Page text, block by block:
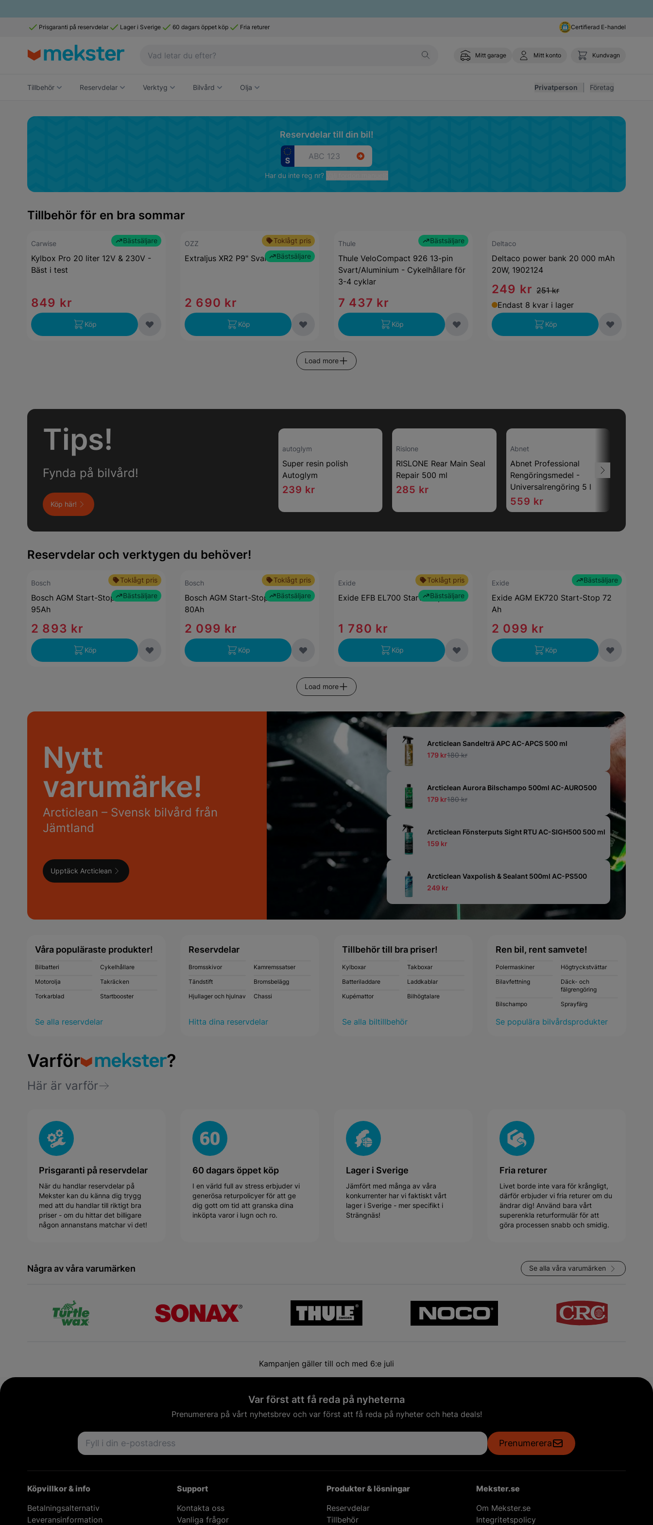
Prisgaranti på reservdelar Lager i Sverige 60 dagars öppet köp Fria returer Certifierad E-handel
Mitt garage Mitt konto Kundvagn
Tillbehör Reservdelar Verktyg Bilvård Olja Privatperson Företag
Reservdelar till din bil!
Har du inte reg nr?
Tillbehör för en bra sommar
Bästsäljare
Carwise
Kylbox Pro 20 liter 12V & 230V -
Bäst i test
849 kr
Köp
Toklågt pris
Bästsäljare
OZZ
Extraljus XR2 P9" Svart OZZ
2 690 kr
Köp
Bästsäljare
Thule
Thule VeloCompact 926 13-pin
Svart/Aluminium - Cykelhållare för
3-4 cyklar
7 437 kr
Köp
Deltaco
Deltaco power bank 20 000 mAh
20W, 1902124
249 kr 251 kr
Endast 8 kvar i lager
Köp
Load more
Tips!
Fynda på bilvård!
Köp här!
autoglym
Super resin polish
Autoglym
239 kr
Rislone
RISLONE Rear Main Seal
Repair 500 ml
285 kr
Abnet
Abnet Professional
Rengöringsmedel -
Universalrengöring 5 l
559 kr
Reservdelar och verktygen du behöver!
Toklågt pris
Bästsäljare
Bosch
Bosch AGM Start-Stop S5 A13
95Ah
2 893 kr
Köp
Toklågt pris
Bästsäljare
Bosch
Bosch AGM Start-Stop S5A 011
80Ah
2 099 kr
Köp
Toklågt pris
Bästsäljare
Exide
Exide EFB EL700 Start-Stop 70 Ah
1 780 kr
Köp
Bästsäljare
Exide
Exide AGM EK720 Start-Stop 72
Ah
2 099 kr
Köp
Load more
Nytt
varumärke!
Arcticlean – Svensk bilvård från
Jämtland
Upptäck Arcticlean
Arcticlean Sandelträ APC AC-APCS 500 ml
179 kr180 kr
Arcticlean Aurora Bilschampo 500ml AC-AURO500
179 kr180 kr
Arcticlean Fönsterputs Sight RTU AC-SIGH500 500 ml
159 kr
Arcticlean Vaxpolish & Sealant 500ml AC-PS500
249 kr
Våra populäraste produkter!
Bilbatteri
Cykelhållare
Motorolja
Takräcken
Torkarblad
Startbooster
Se alla reservdelar
Reservdelar
Bromsskivor
Kamremssatser
Tändstift
Bromsbelägg
Hjullager och hjulnav
Chassi
Hitta dina reservdelar
Tillbehör till bra priser!
Kylboxar
Takboxar
Batteriladdare
Laddkablar
Kupémattor
Bilhögtalare
Se alla biltillbehör
Ren bil, rent samvete!
Polermaskiner
Högtryckstvättar
Bilavfettning
Däck- och
fälgrengöring
Bilschampo
Sprayfärg
Se populära bilvårdsprodukter
Varför ?
Här är varför
Prisgaranti på reservdelar
När du handlar reservdelar på
Mekster kan du känna dig trygg
med att du handlar till riktigt bra
priser - om du hittar det billigare
någon annanstans matchar vi det!
60 dagars öppet köp
I en värld full av stress erbjuder vi
generösa returpolicyer för att ge
dig gott om tid att granska dina
inköpta varor i lugn och ro.
Lager i Sverige
Jämfört med många av våra
konkurrenter har vi faktiskt vårt
lager i Sverige - mer specifikt i
Strängnäs!
Fria returer
Livet borde inte vara för krångligt,
därför erbjuder vi fria returer om du
ändrar dig! Använd bara vårt
superenkla returformulär för att
göra processen snabb och smidig.
Några av våra varumärken Se alla våra varumärken
Kampanjen gäller till och med 6:e juli
Var först att få reda på nyheterna
Prenumerera på vårt nyhetsbrev och var först att få reda på nyheter och heta deals!
Email address
Prenumerera
Köpvillkor & info
Betalningsalternativ
Leveransinformation
Support
Kontakta oss
Vanliga frågor
Produkter & lösningar
Reservdelar
Tillbehör
Mekster.se
Om Mekster.se
Integritetspolicy